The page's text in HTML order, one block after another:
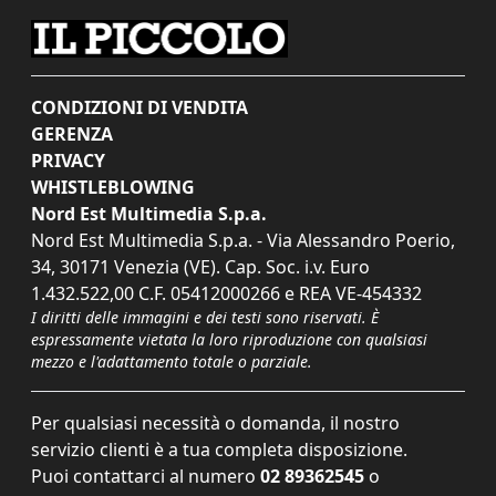
CONDIZIONI DI VENDITA
GERENZA
PRIVACY
WHISTLEBLOWING
Nord Est Multimedia S.p.a.
Nord Est Multimedia S.p.a. - Via Alessandro Poerio,
34, 30171 Venezia (VE). Cap. Soc. i.v. Euro
1.432.522,00 C.F. 05412000266 e REA VE-454332
I diritti delle immagini e dei testi sono riservati. È
espressamente vietata la loro riproduzione con qualsiasi
mezzo e l'adattamento totale o parziale.
Per qualsiasi necessità o domanda, il nostro
servizio clienti è a tua completa disposizione.
Puoi contattarci al numero 02 89362545 o